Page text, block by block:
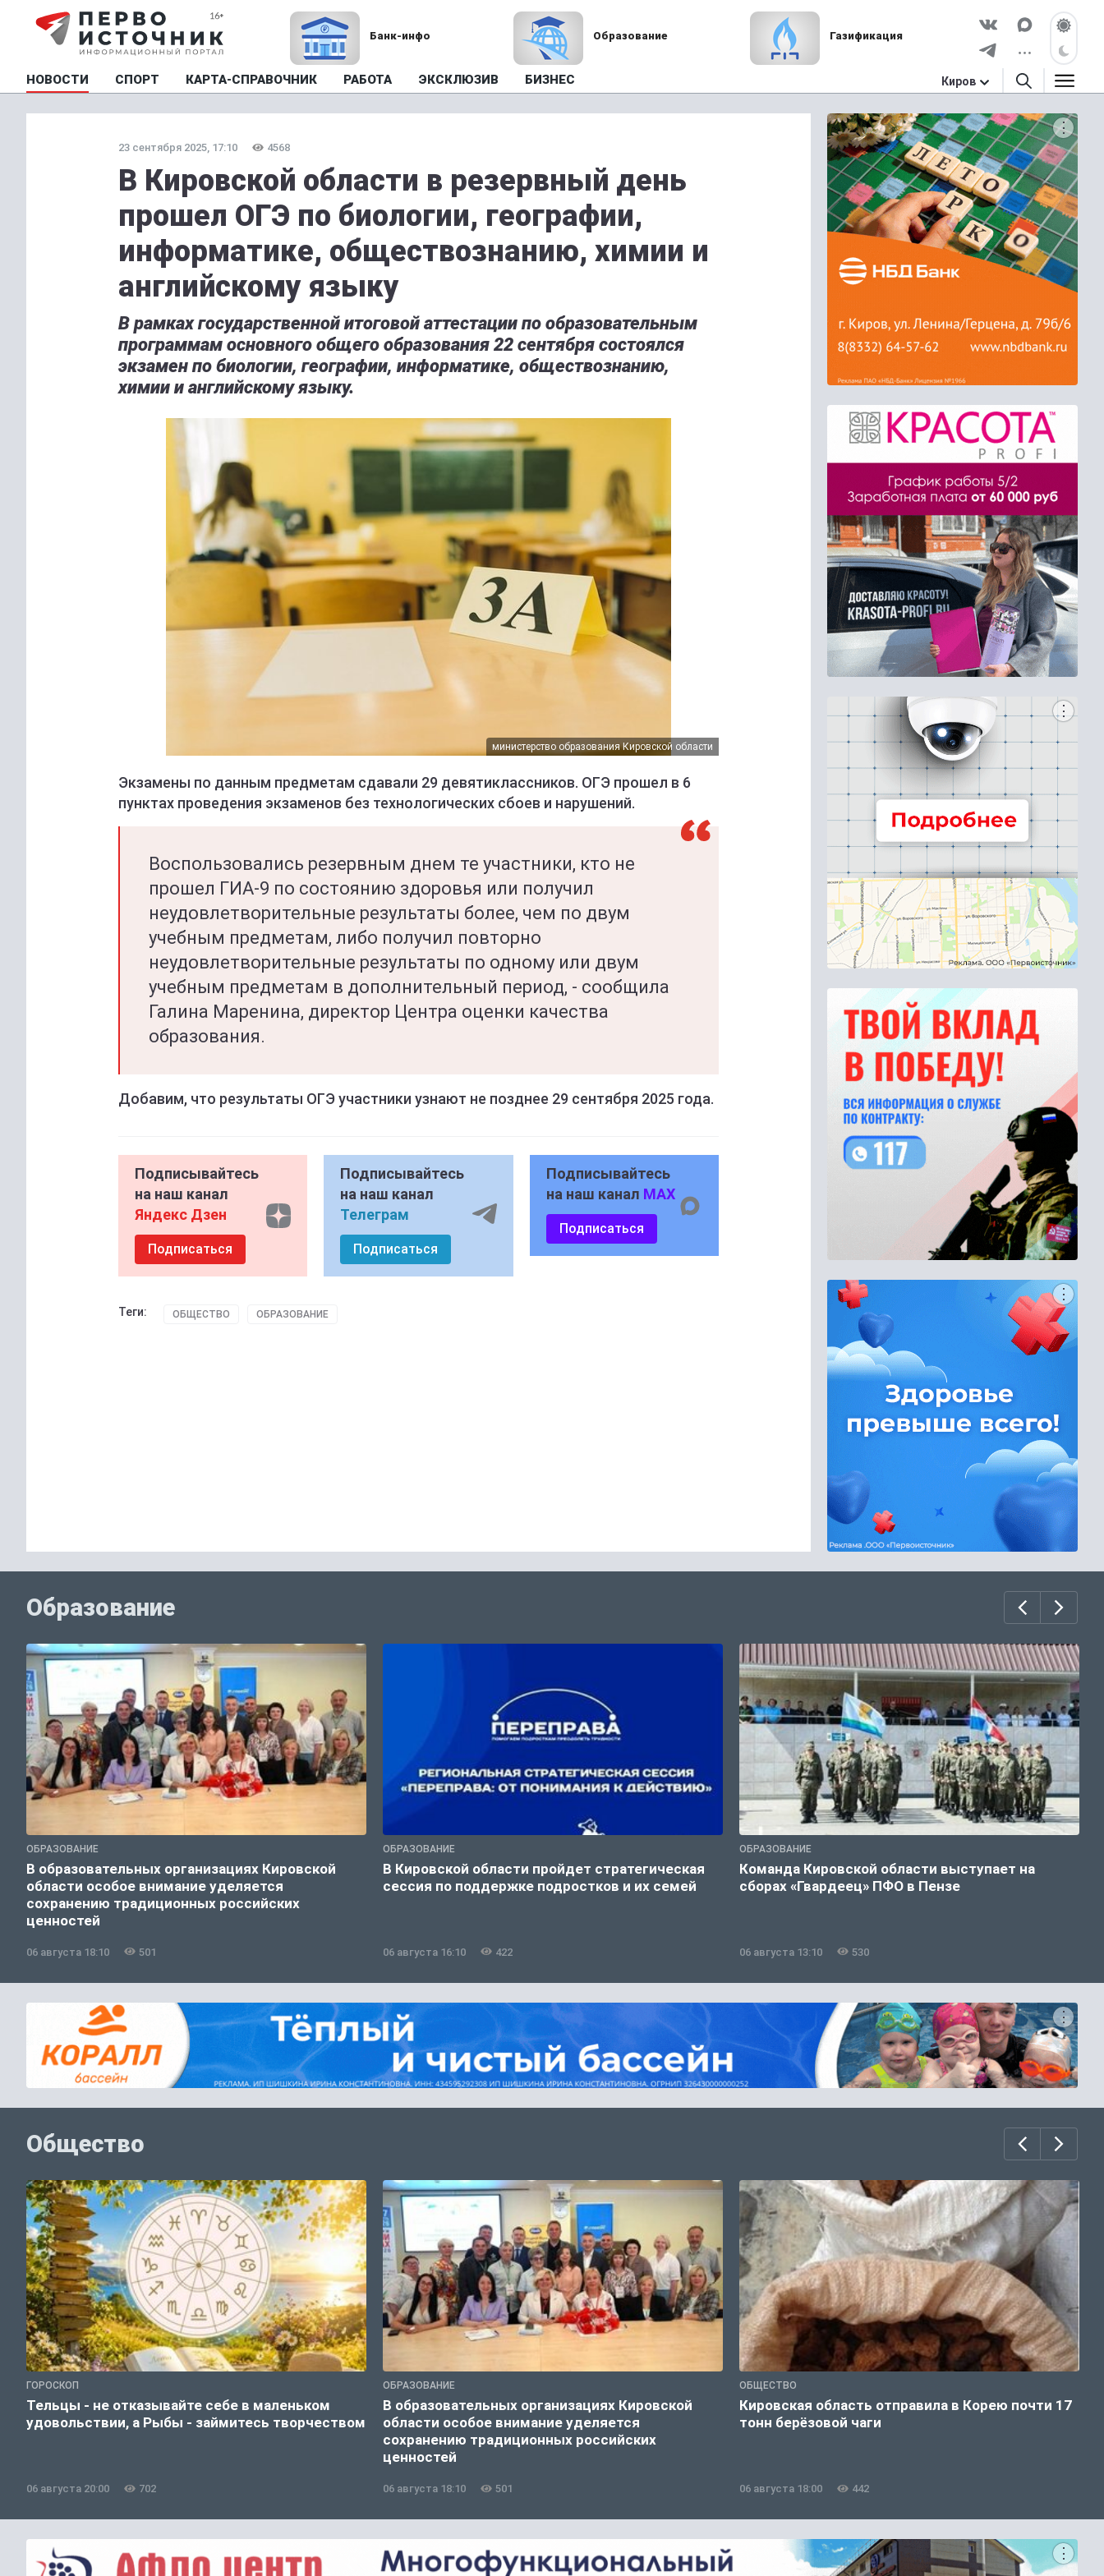
Банк-инфо Образование Газификация
НОВОСТИ СПОРТ КАРТА-СПРАВОЧНИК РАБОТА ЭКСКЛЮЗИВ БИЗНЕС Киров
23 сентября 2025, 17:10 4568
В Кировской области в резервный день
прошел ОГЭ по биологии, географии,
информатике, обществознанию, химии и
английскому языку
В рамках государственной итоговой аттестации по образовательным
программам основного общего образования 22 сентября состоялся
экзамен по биологии, географии, информатике, обществознанию,
химии и английскому языку.
министерство образования Кировской области
Экзамены по данным предметам сдавали 29 девятиклассников. ОГЭ прошел в 6
пунктах проведения экзаменов без технологических сбоев и нарушений.
Воспользовались резервным днем те участники, кто не
прошел ГИА-9 по состоянию здоровья или получил
неудовлетворительные результаты более, чем по двум
учебным предметам, либо получил повторно
неудовлетворительные результаты по одному или двум
учебным предметам в дополнительный период, - сообщила
Галина Маренина, директор Центра оценки качества
образования.
Добавим, что результаты ОГЭ участники узнают не позднее 29 сентября 2025 года.
Подписывайтесь
на наш канал
Яндекс Дзен
Подписаться
Подписывайтесь
на наш канал
Телеграм
Подписаться
Подписывайтесь
на наш канал MAX
Подписаться
Теги: ОБЩЕСТВО ОБРАЗОВАНИЕ
Образование
ОБРАЗОВАНИЕ
В образовательных организациях Кировской
области особое внимание уделяется
сохранению традиционных российских
ценностей
06 августа 18:10 501
ОБРАЗОВАНИЕ
В Кировской области пройдет стратегическая
сессия по поддержке подростков и их семей
06 августа 16:10 422
ОБРАЗОВАНИЕ
Команда Кировской области выступает на
сборах «Гвардеец» ПФО в Пензе
06 августа 13:10 530
Общество
ГОРОСКОП
Тельцы - не отказывайте себе в маленьком
удовольствии, а Рыбы - займитесь творчеством
06 августа 20:00 702
ОБРАЗОВАНИЕ
В образовательных организациях Кировской
области особое внимание уделяется
сохранению традиционных российских
ценностей
06 августа 18:10 501
ОБЩЕСТВО
Кировская область отправила в Корею почти 17
тонн берёзовой чаги
06 августа 18:00 442